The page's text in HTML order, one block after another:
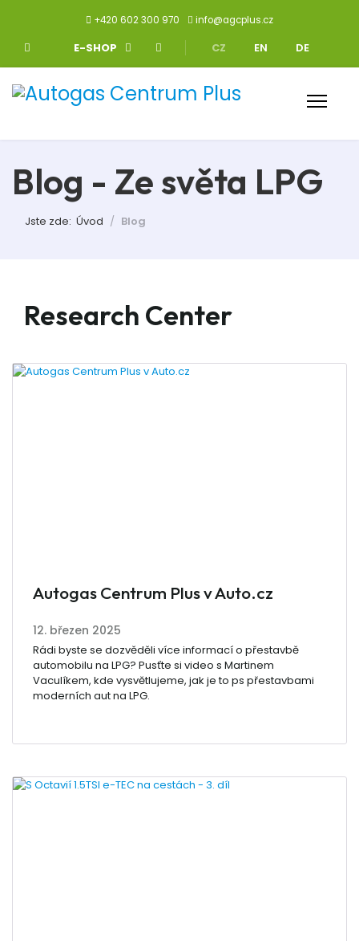
+420 602 300 970 info@agcplus.cz
E-SHOP Zvolte jazyk
CZ EN DE
Blog - Ze světa LPG
Jste zde: Úvod Blog
Research Center
Autogas Centrum Plus v Auto.cz
12. březen 2025
Rádi byste se dozvěděli více informací o přestavbě
automobilu na LPG? Pusťte si video s Martinem
Vaculíkem, kde vysvětlujeme, jak je to ps přestavbami
moderních aut na LPG.